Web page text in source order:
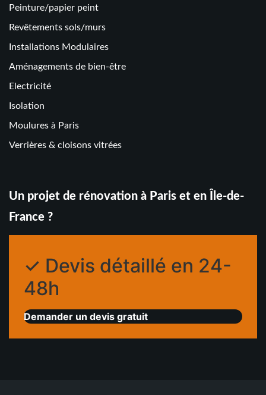
Peinture/papier peint
Revêtements sols/murs
Installations Modulaires
Aménagements de bien-être
Electricité
Isolation
Moulures à Paris
Verrières & cloisons vitrées
Un projet de rénovation à Paris et en Île-de-
France ?
✓ Devis détaillé en 24-
48h
Demander un devis gratuit